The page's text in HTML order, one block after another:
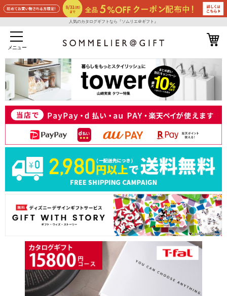
人気のカタログギフトなら『ソムリエ＠ギフト』
メニュー